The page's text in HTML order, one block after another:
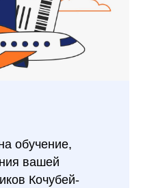
обучение,
вашей
Кочубей-